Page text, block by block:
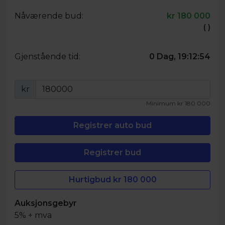
Nåværende bud: kr 180 000
( )
Gjenstående tid: 0 Dag, 19:12:54
kr
Minimum kr 180 000
Hurtigbud kr 180 000
Auksjonsgebyr
5% + mva